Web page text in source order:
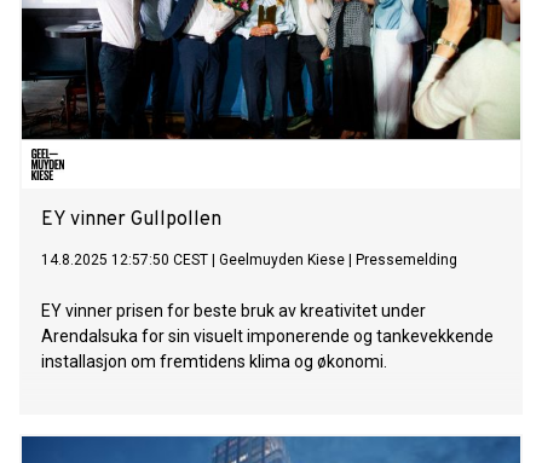
EY vinner Gullpollen
14.8.2025 12:57:50 CEST Geelmuyden Kiese Pressemelding
EY vinner prisen for beste bruk av kreativitet under
Arendalsuka for sin visuelt imponerende og tankevekkende
installasjon om fremtidens klima og økonomi.